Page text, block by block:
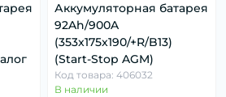
Аккумуляторная батарея
92Ah/900A
(353x175x190/+R/B13)
(Start-Stop AGM)
Код товара: 406032
В наличии